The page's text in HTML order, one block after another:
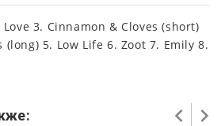
3. Cinnamon & Cloves (short)
(long) 5. Low Life 6. Zoot 7. Emily 8.